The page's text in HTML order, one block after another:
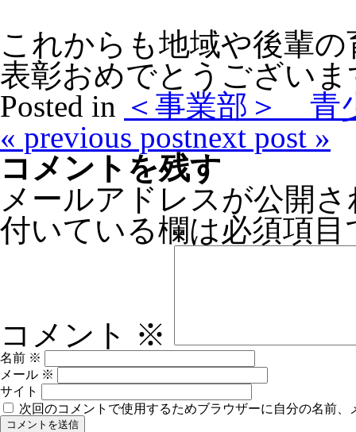
これからも地域や後輩
表彰おめでとうございま
Posted in ＜事業部＞ 青
« previous postnext post »
コメントを残す
メールアドレスが公開
付いている欄は必須項目
コメント ※
名前 ※
メール ※
サイト
次回のコメントで使用するためブラウザーに自分の名前